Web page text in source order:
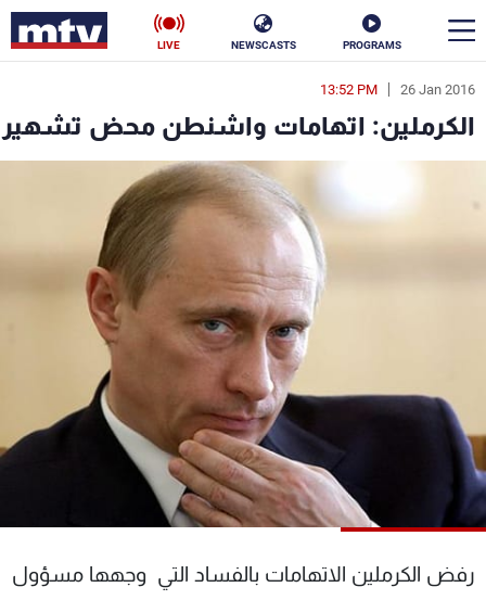
PROGRAMS
NEWSCASTS
LIVE
26 Jan 2016
13:52 PM
الكرملين: اتهامات واشنطن محض تشهير
رفض الكرملين الاتهامات بالفساد التي وجهها مسؤول
en
الأخبار
ناس
رياضة
البرامج
جدول البرامج
شاهد البرامج